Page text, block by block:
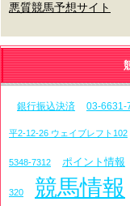
悪質競馬予想サイト
銀行振込決済 03-6631-
平2-12-26 ウェイブレフト102
5348-7312 ポイント情報
320 競馬情報